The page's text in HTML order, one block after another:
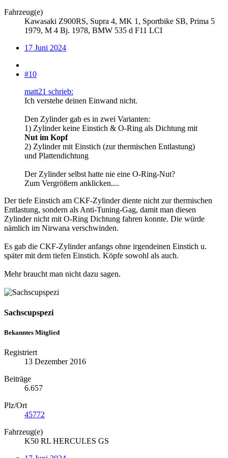
Fahrzeug(e)
Kawasaki Z900RS, Supra 4, MK 1, Sportbike SB, Prima 5
1979, M 4 Bj. 1978, BMW 535 d F11 LCI
17 Juni 2024
#10
matt21 schrieb:
Ich verstehe deinen Einwand nicht.
Den Zylinder gab es in zwei Varianten:
1) Zylinder keine Einstich & O-Ring als Dichtung mit
Nut im Kopf
2) Zylinder mit Einstich (zur thermischen Entlastung)
und Plattendichtung
Der Zylinder selbst hatte nie eine O-Ring-Nut?
Zum Vergrößern anklicken....
Der tiefe Einstich am CKF-Zylinder diente nicht zur thermischen
Entlastung, sondern als Anti-Tuning-Gag, damit man diesen
Zylinder nicht mit O-Ring Dichtung fahren konnte. Die würde
nämlich im Nirwana verschwinden.
Es gab die CKF-Zylinder anfangs ohne irgendeinen Einstich u.
später mit dem tiefen Einstich. Köpfe sowohl als auch.
Mehr braucht man nicht dazu sagen.
Sachscupspezi
Bekanntes Mitglied
Registriert
13 Dezember 2016
Beiträge
6.657
Plz/Ort
45772
Fahrzeug(e)
K50 RL HERCULES GS